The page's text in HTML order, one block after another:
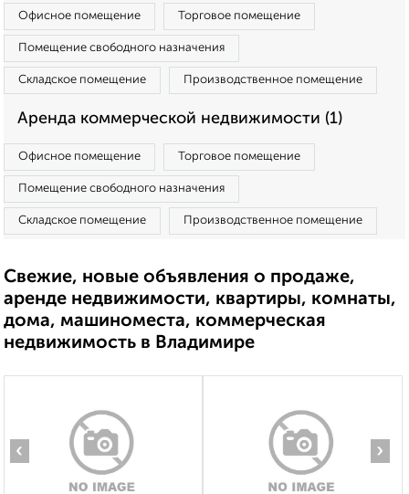
Офисное помещение Торговое помещение
Помещение свободного назначения
Складское помещение Производственное помещение
Аренда коммерческой недвижимости (1)
Офисное помещение Торговое помещение
Помещение свободного назначения
Складское помещение Производственное помещение
Свежие, новые объявления о продаже,
аренде недвижимости, квартиры, комнаты,
дома, машиноместа, коммерческая
недвижимость в Владимире
‹ ›